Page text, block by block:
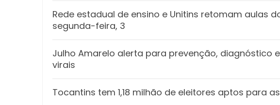
Rede estadual de ensino e Unitins retomam aulas
segunda-feira, 3
Julho Amarelo alerta para prevenção, diagnóstico
virais
Tocantins tem 1,18 milhão de eleitores aptos para